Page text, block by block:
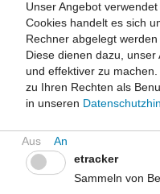
Schwerpunkte
Schwerpunkte der Arbeit
die
Bevölkerung und
die Landesinitiative
Akteure
In dem einmal jährlich
Unser Angebot
Cookies handelt es sich
Rechner abgelegt
Diese dienen dazu,
und effektiver zu machen.
zu Ihren Rechten als
in unseren
etracker
Sammeln von